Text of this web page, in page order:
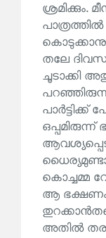
ശ്രമിക്കും.
പാത്രത്തിൽ
തലേ
ചൂടാക്കി
കൊച്ചമ്മ
ആ ഭക്ഷണം
അതിൽ